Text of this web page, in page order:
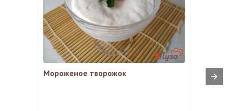
Мороженое творожок